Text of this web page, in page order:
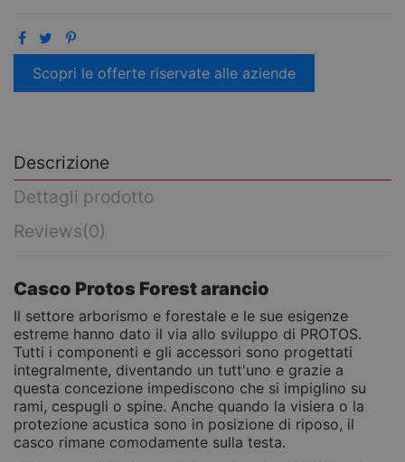
Scopri le offerte riservate alle aziende
Descrizione
Dettagli prodotto
Reviews(0)
Casco Protos Forest arancio
Il settore arborismo e forestale e le sue esigenze
estreme hanno dato il via allo sviluppo di PROTOS.
Tutti i componenti e gli accessori sono progettati
integralmente, diventando un tutt'uno e grazie a
questa concezione impediscono che si impiglino su
rami, cespugli o spine. Anche quando la visiera o la
protezione acustica sono in posizione di riposo, il
casco rimane comodamente sulla testa.